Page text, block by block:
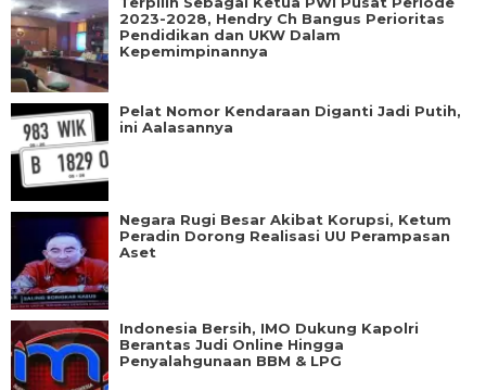
2023-2028, Hendry Ch Bangus Perioritas
Pendidikan dan UKW Dalam
Kepemimpinannya
Pelat Nomor Kendaraan Diganti Jadi Putih,
ini Aalasannya
Negara Rugi Besar Akibat Korupsi, Ketum
Peradin Dorong Realisasi UU Perampasan
Aset
Indonesia Bersih, IMO Dukung Kapolri
Berantas Judi Online Hingga
Penyalahgunaan BBM & LPG